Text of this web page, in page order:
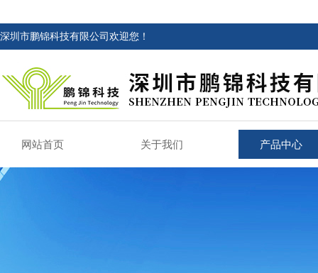
深圳市鹏锦科技有限公司欢迎您！
网站首页 关于我们 产品中心